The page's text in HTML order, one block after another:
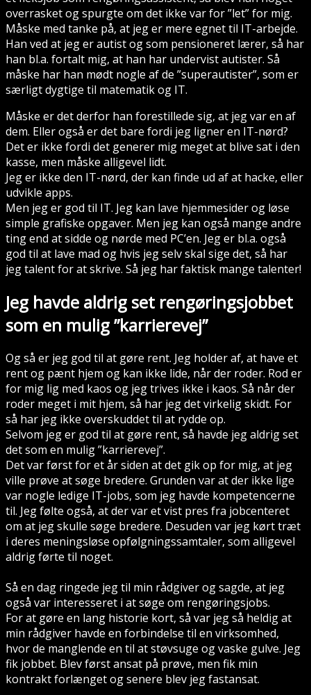
overrasket og spurgte om det ikke var for ”let” for mig.
Måske med tanke på, at jeg er mere egnet til IT-arbejde.
Han ved at jeg er autist og som pensioneret lærer, så har
han bl.a. fortalt mig, at han har undervist autister. Så
måske har han mødt nogle af de ”superautister”, som er
særligt dygtige til matematik og IT.
Måske er det derfor han forestillede sig, at jeg var en af
dem. Eller også er det bare fordi jeg ligner en IT-nørd?
Det er ikke fordi det generer mig meget at blive sat i den
kasse, men måske alligevel lidt.
Jeg er ikke den IT-nørd, der kan finde ud af at hacke, eller
udvikle apps.
Men jeg er god til IT. Jeg kan lave hjemmesider og løse
simple grafiske opgaver. Men jeg kan også mange andre
ting end at sidde og nørde med PC’en. Jeg er bl.a. også
god til at lave mad og hvis jeg selv skal sige det, så har
jeg talent for at skrive. Så jeg har faktisk mange talenter!
Jeg havde aldrig set rengøringsjobbet
som en mulig ”karrierevej”
Og så er jeg god til at gøre rent. Jeg holder af, at have et
rent og pænt hjem og kan ikke lide, når der roder. Rod er
for mig lig med kaos og jeg trives ikke i kaos. Så når der
roder meget i mit hjem, så har jeg det virkelig skidt. For
så har jeg ikke overskuddet til at rydde op.
Selvom jeg er god til at gøre rent, så havde jeg aldrig set
det som en mulig ”karrierevej”.
Det var først for et år siden at det gik op for mig, at jeg
ville prøve at søge bredere. Grunden var at der ikke lige
var nogle ledige IT-jobs, som jeg havde kompetencerne
til. Jeg følte også, at der var et vist pres fra jobcenteret
om at jeg skulle søge bredere. Desuden var jeg kørt træt
i deres meningsløse opfølgningssamtaler, som alligevel
aldrig førte til noget.
Så en dag ringede jeg til min rådgiver og sagde, at jeg
også var interesseret i at søge om rengøringsjobs.
For at gøre en lang historie kort, så var jeg så heldig at
min rådgiver havde en forbindelse til en virksomhed,
hvor de manglende en til at støvsuge og vaske gulve. Jeg
fik jobbet. Blev først ansat på prøve, men fik min
kontrakt forlænget og senere blev jeg fastansat.